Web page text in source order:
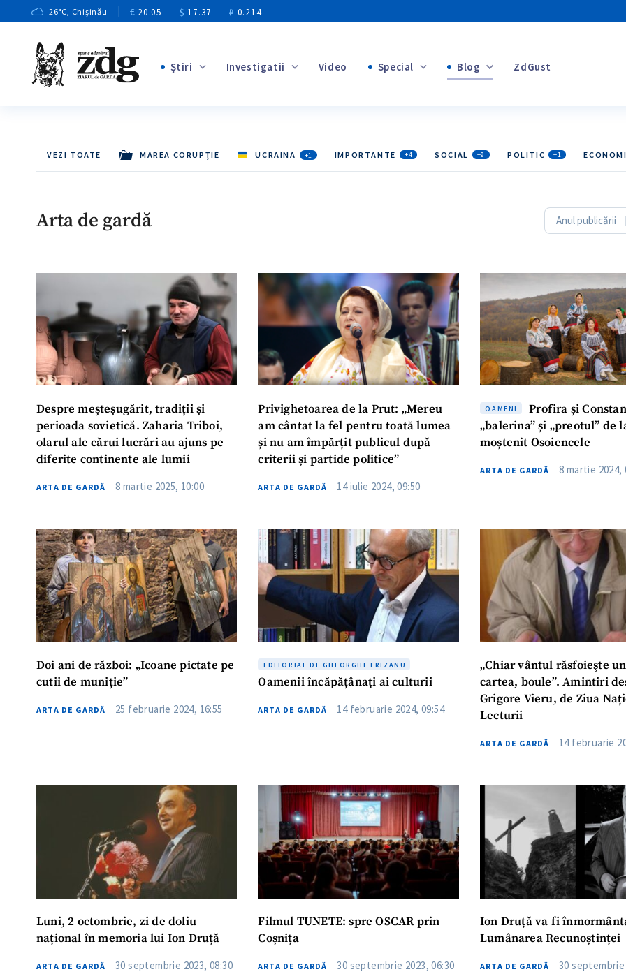
26°C, Chișinău € 20.05 $ 17.37 ₽ 0.214
Ştiri Investigatii Video Special Blog
+1
ZdGust
VEZI TOATE MAREA CORUPȚIE UCRAINA +1 IMPORTANTE +4 SOCIAL +9 POLITIC +1
Arta de gardă Anul publicării
Despre meșteșugărit, tradiții și
perioada sovietică. Zaharia Triboi,
olarul ale cărui lucrări au ajuns pe
diferite continente ale lumii
ARTA DE GARDĂ 8 martie 2025, 10:00
Privighetoarea de la Prut: „Mereu
am cântat la fel pentru toată lumea
și nu am împărțit publicul după
criterii și partide politice”
ARTA DE GARDĂ 14 iulie 2024, 09:50
OAMENI
Profira și
„balerina” și „preotul” de
moștenit Osoiencele
ARTA DE GARDĂ 8 martie 2024,
Doi ani de război: „Icoane pictate pe
cutii de muniție”
ARTA DE GARDĂ 25 februarie 2024, 16:55
EDITORIAL DE GHEORGHE ERIZANU
Oamenii încăpățânați ai culturii
ARTA DE GARDĂ 14 februarie 2024, 09:54
„Chiar vântul răsfoieşte
cartea, boule”. Amintiri
Grigore Vieru, de Ziua
Lecturii
ARTA DE GARDĂ 14 februarie
Luni, 2 octombrie, zi de doliu
național în memoria lui Ion Druță
ARTA DE GARDĂ 30 septembrie 2023, 08:30
Filmul TUNETE: spre OSCAR prin
Coșnița
ARTA DE GARDĂ 30 septembrie 2023, 06:30
Ion Druță va fi
Lumânarea Recunoștinței
ARTA DE GARDĂ 30 septembrie